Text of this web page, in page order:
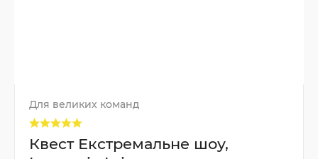
Для великих команд
Квест Екстремальне шоу,